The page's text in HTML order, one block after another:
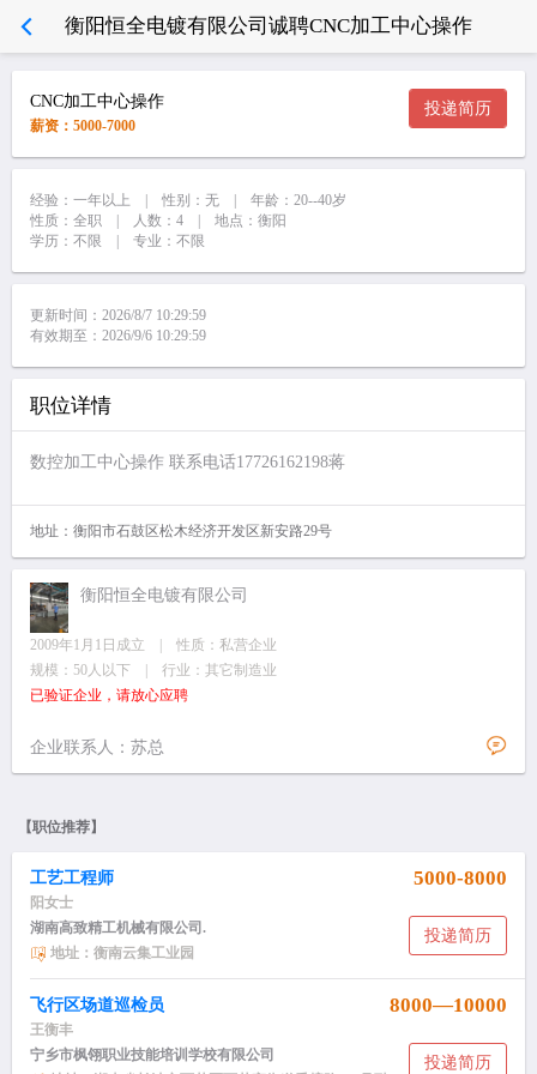
衡阳恒全电镀有限公司诚聘CNC加工中心操作
CNC加工中心操作 投递简历
薪资：5000-7000
经验：一年以上 | 性别：无 | 年龄：20--40岁
性质：全职 | 人数：4 | 地点：衡阳
学历：不限 | 专业：不限
更新时间：2026/8/7 10:29:59
有效期至：2026/9/6 10:29:59
职位详情
数控加工中心操作 联系电话17726162198蒋
地址：衡阳市石鼓区松木经济开发区新安路29号
衡阳恒全电镀有限公司
2009年1月1日成立 | 性质：私营企业
规模：50人以下 | 行业：其它制造业
已验证企业，请放心应聘
企业联系人：苏总
【职位推荐】
工艺工程师 5000-8000
阳女士
投递简历
湖南高致精工机械有限公司.
地址：衡南云集工业园
飞行区场道巡检员 8000—10000
王衡丰
投递简历
宁乡市枫翎职业技能培训学校有限公司